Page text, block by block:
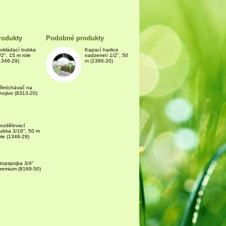
Podobné produkty
Kapací hadice
nadzemní 1/2", 50
m (1386-20)
trubka
2", 15 m role
29)
na
(8313-20)
3/16", 50 m
(1348-29)
3/4"
(8169-50)